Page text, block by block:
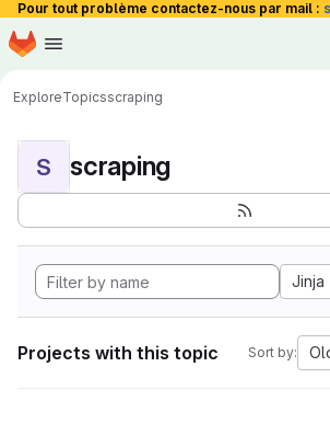
Pour tout problème contactez-nous par mail :
Skip to main content
Homepage
ExploreTopicsscraping
S scraping
Jinja
Projects with this topic Sort by: